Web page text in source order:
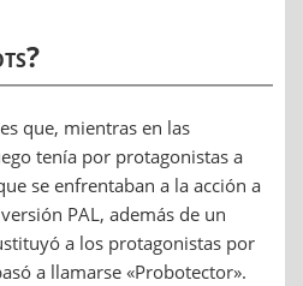
que, mientras en las
tenía por protagonistas a
se enfrentaban a la acción a
PAL, además de un
a los protagonistas por
a llamarse «Probotector».